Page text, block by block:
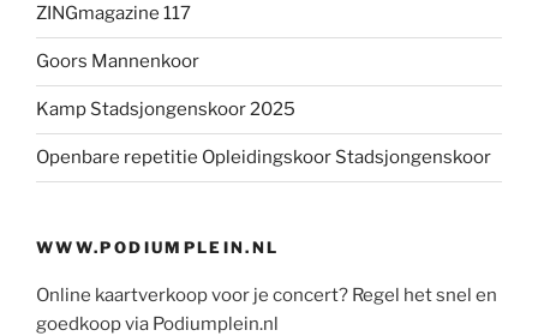
ZINGmagazine 117
Goors Mannenkoor
Kamp Stadsjongenskoor 2025
Openbare repetitie Opleidingskoor Stadsjongenskoor
WWW.PODIUMPLEIN.NL
Online kaartverkoop voor je concert? Regel het snel en
goedkoop via Podiumplein.nl